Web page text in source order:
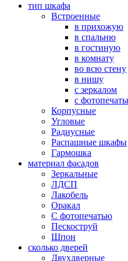
тип шкафа
Встроенные
в прихожую
в спальню
в гостиную
в комнату
во всю стену
в нишу
с зеркалом
с
Корпусные
Угловые
Радиусные
Распашные шкафы
Гармошка
материал фасадов
Зеркальные
ЛДСП
Лакобель
Оракал
С фотопечатью
Пескоструй
Шпон
сколько дверей
Двухдверные